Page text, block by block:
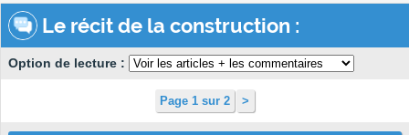
Le récit de la construction :
Option de lecture :
Page 1 sur 2 >